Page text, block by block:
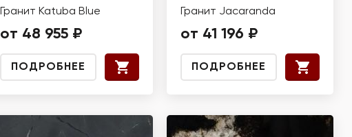
Гранит Katuba Blue
от 48 955 ₽
ПОДРОБНЕЕ
Гранит Jacaranda
от 41 196 ₽
ПОДРОБНЕЕ